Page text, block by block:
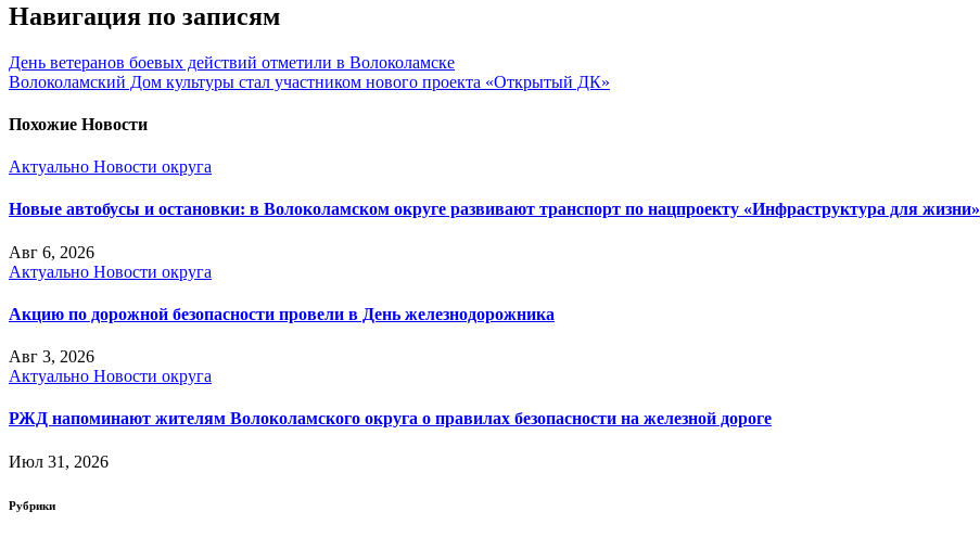
Навигация по записям
День ветеранов боевых действий отметили в Волоколамске
Волоколамский Дом культуры стал участником нового проекта «Открытый ДК»
Похожие Новости
Актуально Новости округа
Новые автобусы и остановки: в Волоколамском округе развивают транспорт по нацпроекту «Инфраструктура для жизни»
Авг 6, 2026
Актуально Новости округа
Акцию по дорожной безопасности провели в День железнодорожника
Авг 3, 2026
Актуально Новости округа
РЖД напоминают жителям Волоколамского округа о правилах безопасности на железной дороге
Июл 31, 2026
Рубрики